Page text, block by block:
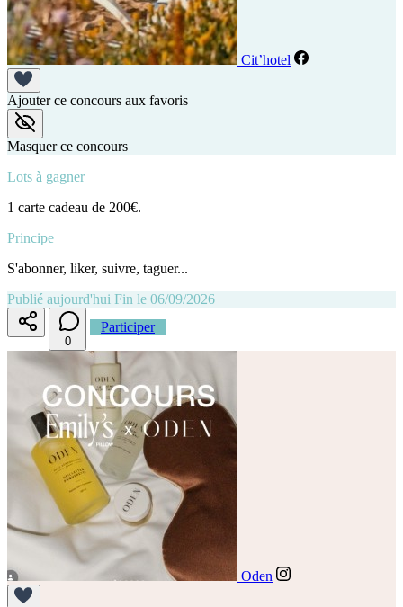
Cit’hotel
Ajouter ce concours aux favoris
Masquer ce concours
Lots à gagner
1 carte cadeau de 200€.
Principe
S'abonner, liker, suivre, taguer...
Publié aujourd'hui Fin le 06/09/2026
0
Participer
Oden